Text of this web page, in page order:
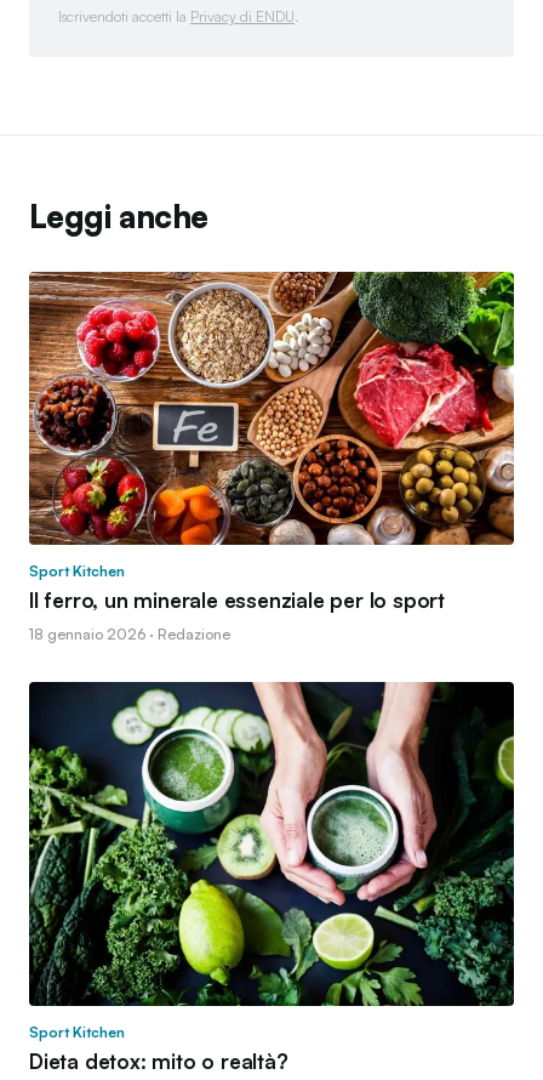
Iscrivendoti accetti la Privacy di ENDU.
Leggi anche
Sport Kitchen
Il ferro, un minerale essenziale per lo sport
18 gennaio 2026 · Redazione
Sport Kitchen
Dieta detox: mito o realtà?